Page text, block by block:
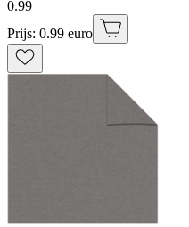
0.99
Prijs: 0.99 euro